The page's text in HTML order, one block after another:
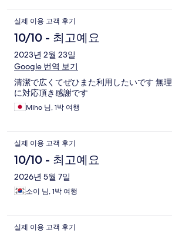
실제 이용 고객 후기
10/10 - 최고예요
2023년 2월 23일
Google 번역 보기
清潔で広くてぜひまた利用したいです 無
に対応頂き感謝です
Miho 님, 1박 여행
실제 이용 고객 후기
10/10 - 최고예요
2026년 5월 7일
소이 님, 1박 여행
실제 이용 고객 후기